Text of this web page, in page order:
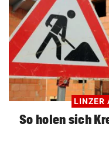
LINZER
So holen sich